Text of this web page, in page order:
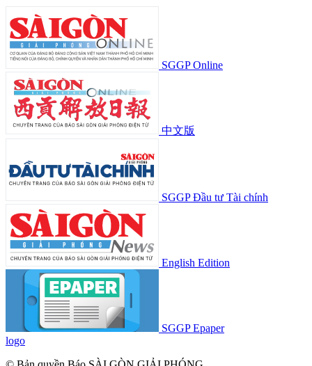
SGGP Online
中文版
SGGP Đầu tư Tài chính
English Edition
SGGP Epaper
logo